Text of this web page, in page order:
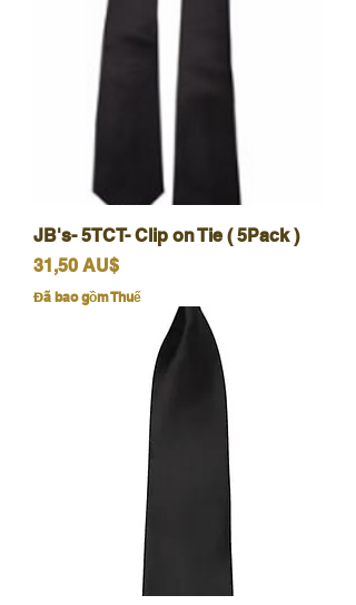
JB's- 5TCT- Clip on Tie ( 5Pack )
Giá
31,50 AU$
Đã bao gồm Thuế